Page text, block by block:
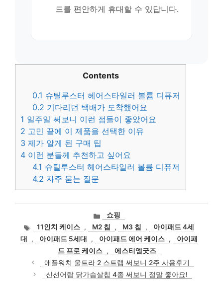
드를 편안하게 휴대할 수 있답니다.
Contents
0.1 슈틸루스터 헤어스타일러 볼륨 디퓨저
0.2 기다리던 택배가 도착했어요
1 일주일 써보니 이런 점들이 좋았어요
2 고민 끝에 이 제품을 선택한 이유
3 제가 알게 된 구매 팁
4 이런 분들께 추천하고 싶어요
4.1 슈틸루스터 헤어스타일러 볼륨 디퓨저
4.2 자주 묻는 질문
카
테
고
리
쇼핑
태11인치 케이스 , M2 칩 , M3 칩 ,
아이패드 4세
대
, 아이패드 5세대 , 아이패드 에어 케이스 ,
아이패
드 프로 케이스 ,
에스티엠굿즈
애플워치 울트라 2 스트랩 써보니 2주 사용후기
신선어람 닭가슴살칩 4종 써보니 정말 좋아요!